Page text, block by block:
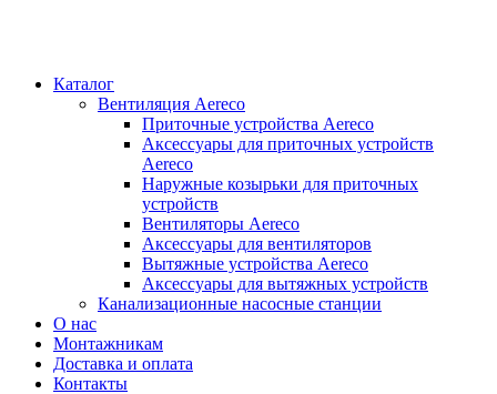
Каталог
Вентиляция Aereco
Приточные устройства Aereco
Аксессуары для приточных устройств
Aereco
Наружные козырьки для приточных
устройств
Вентиляторы Aereco
Аксессуары для вентиляторов
Вытяжные устройства Aereco
Аксессуары для вытяжных устройств
Канализационные насосные станции
О нас
Монтажникам
Доставка и оплата
Контакты